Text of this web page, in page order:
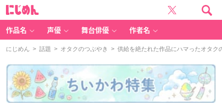
作品名 声優 舞台俳優 作者名
にじめん > 話題 > オタクのつぶやき > 供給を絶たれた作品にハマったオタ